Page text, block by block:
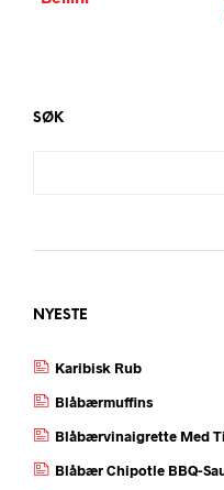
SØK
NYESTE
Karibisk Rub
Blåbærmuffins
Blåbærvinaigrette Med
Blåbær Chipotle BBQ-